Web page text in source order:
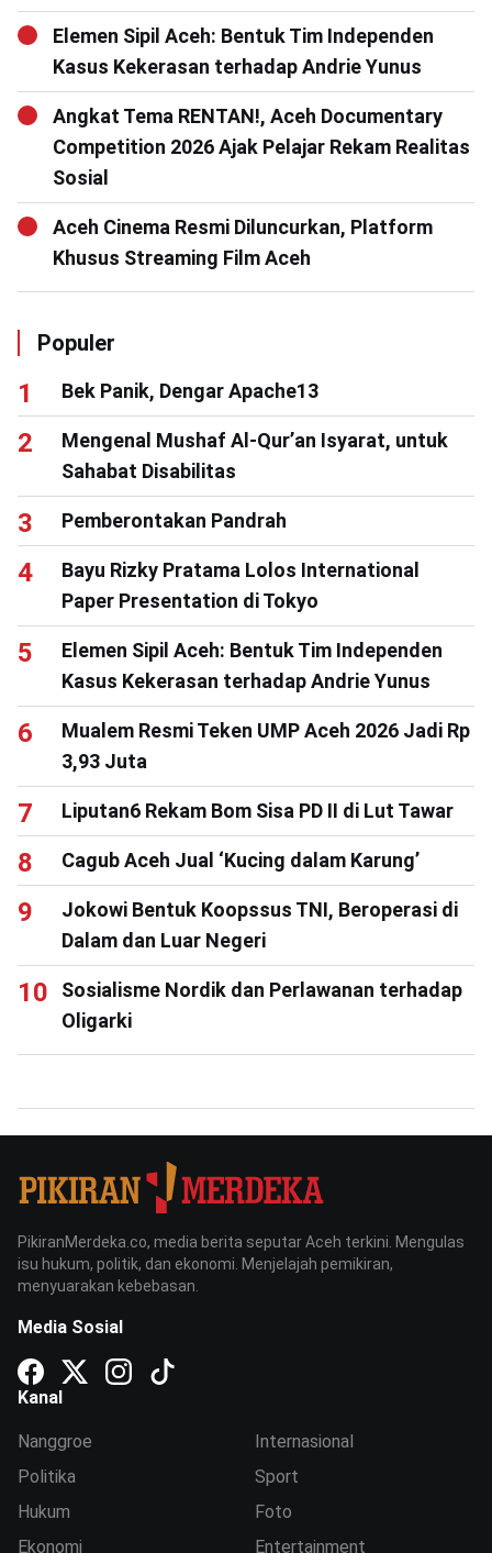
Elemen Sipil Aceh: Bentuk Tim Independen
Kasus Kekerasan terhadap Andrie Yunus
Angkat Tema RENTAN!, Aceh Documentary
Competition 2026 Ajak Pelajar Rekam Realitas
Sosial
Aceh Cinema Resmi Diluncurkan, Platform
Khusus Streaming Film Aceh
Populer
Bek Panik, Dengar Apache13
Mengenal Mushaf Al-Qur’an Isyarat, untuk
Sahabat Disabilitas
Pemberontakan Pandrah
Bayu Rizky Pratama Lolos International
Paper Presentation di Tokyo
Elemen Sipil Aceh: Bentuk Tim Independen
Kasus Kekerasan terhadap Andrie Yunus
Mualem Resmi Teken UMP Aceh 2026 Jadi Rp
3,93 Juta
Liputan6 Rekam Bom Sisa PD II di Lut Tawar
Cagub Aceh Jual ‘Kucing dalam Karung’
Jokowi Bentuk Koopssus TNI, Beroperasi di
Dalam dan Luar Negeri
Sosialisme Nordik dan Perlawanan terhadap
Oligarki
PikiranMerdeka.co, media berita seputar Aceh terkini. Mengulas
isu hukum, politik, dan ekonomi. Menjelajah pemikiran,
menyuarakan kebebasan.
Media Sosial
Kanal
Nanggroe
Politika
Hukum
Ekonomi
Internasional
Sport
Foto
Entertainment